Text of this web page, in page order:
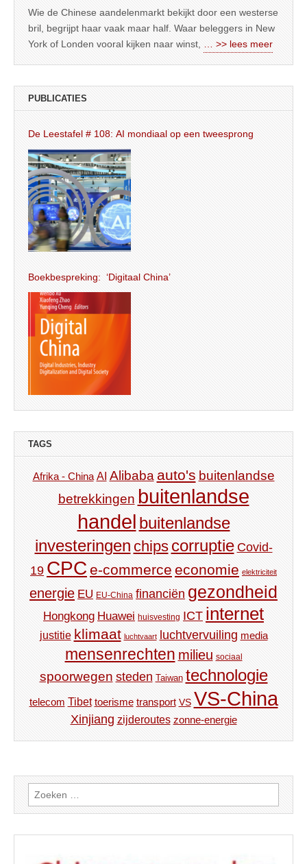
Wie de Chinese aandelenmarkt bekijkt door een westerse
bril, begrijpt haar vaak maar half. Waar beleggers in New
York of Londen vooral kijken naar winst,
… >> lees meer
PUBLICATIES
De Leestafel # 108: AI mondiaal op een tweesprong
Boekbespreking: ‘Digitaal China’
TAGS
Afrika - China AI Alibaba auto's buitenlandse
betrekkingen buitenlandse
handel buitenlandse
investeringen chips corruptie Covid-
19 CPC e-commerce economie elektriciteit
energie EU EU-China financiën gezondheid
Hongkong Huawei huisvesting ICT internet
justitie klimaat luchtvaart luchtvervuiling media
mensenrechten milieu sociaal
spoorwegen steden Taiwan technologie
telecom Tibet toerisme transport VS VS-China
Xinjiang zijderoutes zonne-energie
Zoeken
naar: